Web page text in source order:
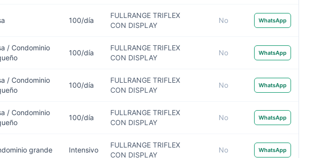
100/día
FULLRANGE TRIFLEX
CON DISPLAY
No WhatsApp
/ Condominio
100/día
FULLRANGE TRIFLEX
CON DISPLAY
No WhatsApp
/ Condominio
100/día
FULLRANGE TRIFLEX
CON DISPLAY
No WhatsApp
/ Condominio
100/día
FULLRANGE TRIFLEX
CON DISPLAY
No WhatsApp
grande Intensivo
FULLRANGE TRIFLEX
CON DISPLAY
No WhatsApp